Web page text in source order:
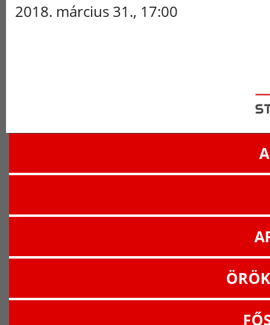
2018. március 31., 17:00